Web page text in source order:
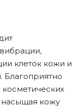
клеток кожи и
насыщая кожу